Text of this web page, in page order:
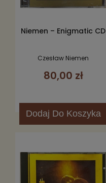
Niemen – Enigmatic CD
Czesław Niemen
80,00 zł
Dodaj Do Koszyka